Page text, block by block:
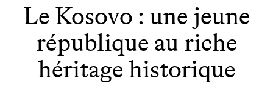
Le Kosovo : une jeune
république au riche
héritage historique